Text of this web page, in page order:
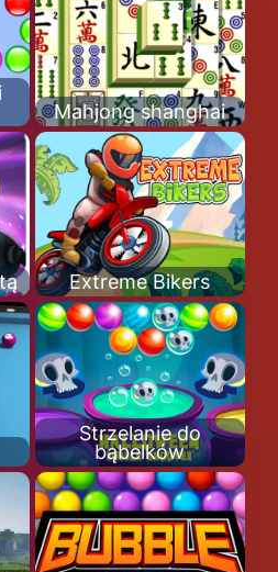
Mahjong shanghai
Extreme Bikers
Strzelanie do
bąbelków